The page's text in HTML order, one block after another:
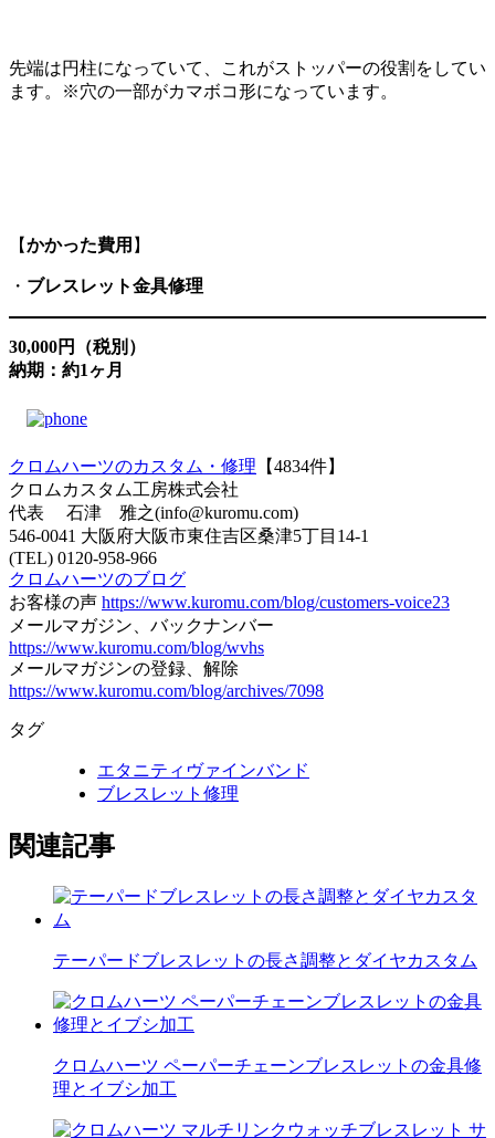
先端は円柱になっていて、これがストッパーの役割をしてい
ます。※穴の一部がカマボコ形になっています。
【かかった費用 】
・ ブレスレット金具修理
30,000円（税別）
納期：約1ヶ月
クロムハーツのカスタム・修理 【4834件】
クロムカスタム工房株式会社
代表 石津 雅之(info@kuromu.com)
546-0041 大阪府大阪市東住吉区桑津5丁目14-1
(TEL) 0120-958-966
クロムハーツのブログ
お客様の声 https://www.kuromu.com/blog/customers-voice23
メールマガジン、バックナンバー
https://www.kuromu.com/blog/wvhs
メールマガジンの登録、解除
https://www.kuromu.com/blog/archives/7098
タグ
エタニティヴァインバンド
ブレスレット修理
関連記事
テーパードブレスレットの長さ調整とダイヤカスタム
クロムハーツ ペーパーチェーンブレスレットの金具修
理とイブシ加工